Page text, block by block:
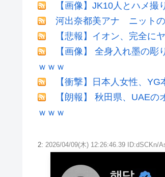
【画像】JK10人とハメ
河出奈都美アナ ニットの
【悲報】イオン、完全に
【画像】 全身入れ墨の
ｗｗｗ
【衝撃】日本人女性、
【朗報】 秋田県、UAE
ｗｗｗ
2: 2026/04/09(木) 12:26:46.39 ID:dSCKn/